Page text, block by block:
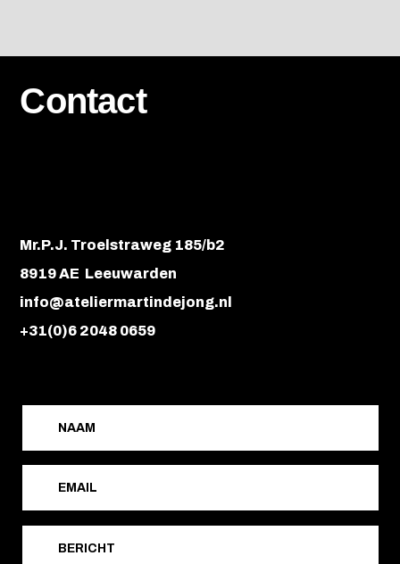
Contact
Mr.P.J. Troelstraweg 185/b2
8919 AE Leeuwarden
info@ateliermartindejong.nl
+31(0)6 2048 0659